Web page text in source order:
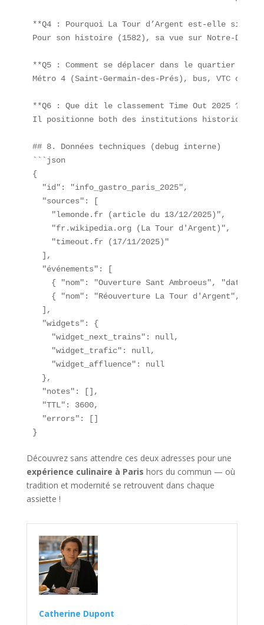
**Q4 : Pourquoi La Tour d’Argent est-elle si
Pour son histoire (1582), sa vue sur Notre-
**Q5 : Comment se déplacer dans le quartier ?**
Métro 4 (Saint-Germain-des-Prés), bus, VTC ou
**Q6 : Que dit le classement Time Out 2025 ?**
Il positionne both des institutions historiques
## 8. Données techniques (debug interne)
```json
{
  "id": "info_gastro_paris_2025",
  "sources": [
    "lemonde.fr (article du 13/12/2025)",
    "fr.wikipedia.org (La Tour d'Argent)",
    "timeout.fr (17/11/2025)"
  ],
  "événements": [
{ "nom": "Ouverture Sant Ambroeus", "date":
{ "nom": "Réouverture La Tour d'Argent",
  ],
  "widgets": {
    "widget_next_trains": null,
    "widget_trafic": null,
    "widget_affluence": null
  },
  "notes": [],
  "TTL": 3600,
  "errors": []
}
Découvrez sans attendre ces deux adresses pour une
expérience culinaire à Paris hors du commun — où
tradition et modernité se retrouvent dans chaque
assiette !
Catherine Dupont